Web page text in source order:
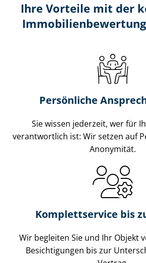
Ihre Vorteile mit der
Persönliche
Sie wissen jederzeit, wer für
verantwortlich ist: Wir setzen auf
Anonymität.
Komplettservice bis
Wir begleiten Sie und Ihr Objekt
Besichtigungen bis zur